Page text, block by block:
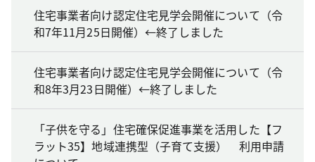
住宅事業者向け認定住宅見学会開催について（令
和7年11月25日開催）←終了しました
住宅事業者向け認定住宅見学会開催について（令
和8年3月23日開催）←終了しました
「子供を守る」住宅確保促進事業を活用した【フ
ラット35】地域連携型（子育て支援） 利用申請